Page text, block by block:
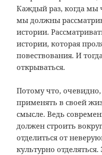
Каждый раз, когда мы
мы должны
истории.
истории, которая
повествования. И
открываться.
Потому что,
применять в своей
смысле. Ведь
должен строить
отделиться от
культурно